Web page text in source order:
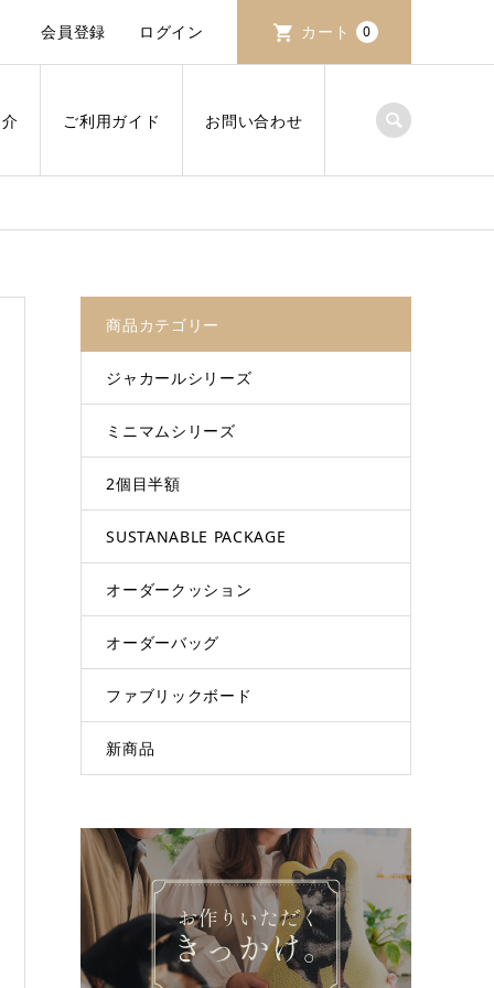
会員登録 ログイン カート 0
ご利用ガイド お問い合わせ
商品カテゴリー
ジャカールシリーズ
ミニマムシリーズ
2個目半額
SUSTANABLE PACKAGE
オーダークッション
オーダーバッグ
ファブリックボード
新商品